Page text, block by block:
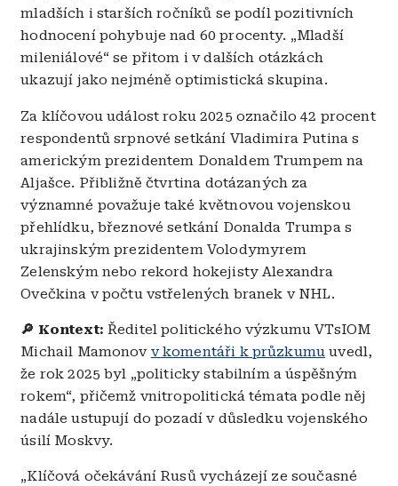
mladších i starších ročníků se podíl pozitivních
hodnocení pohybuje nad 60 procenty. „Mladší
mileniálové“ se přitom i v dalších otázkách
ukazují jako nejméně optimistická skupina.
Za klíčovou událost roku 2025 označilo 42 procent
respondentů srpnové setkání Vladimira Putina s
americkým prezidentem Donaldem Trumpem na
Aljašce. Přibližně čtvrtina dotázaných za
významné považuje také květnovou vojenskou
přehlídku, březnové setkání Donalda Trumpa s
ukrajinským prezidentem Volodymyrem
Zelenským nebo rekord hokejisty Alexandra
Ovečkina v počtu vstřelených branek v NHL.
🔎 Kontext: Ředitel politického výzkumu VTsIOM
Michail Mamonov v komentáři k průzkumu uvedl,
že rok 2025 byl „politicky stabilním a úspěšným
rokem“, přičemž vnitropolitická témata podle něj
nadále ustupují do pozadí v důsledku vojenského
úsilí Moskvy.
„Klíčová očekávání Rusů vycházejí ze současné